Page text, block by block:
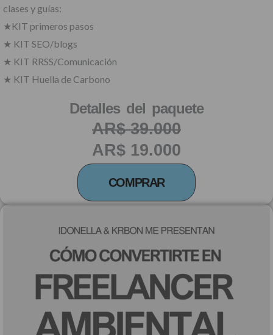
clases y guías:
★KIT primeros pasos
★ KIT SEO/blogs
★ KIT RRSS/Comunicación
★ KIT Huella de Carbono
Detalles del paquete
AR$ 39.000
AR$ 19.000
COMPRAR